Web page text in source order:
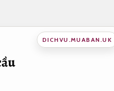
DICHVU.MUABAN.UK